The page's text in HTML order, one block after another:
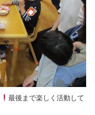
最後まで楽しく活動して